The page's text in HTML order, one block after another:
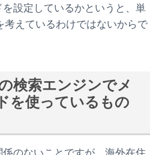
設定しているかというと、単
考えているわけではないからで
検索エンジンでメ
を使っているもの